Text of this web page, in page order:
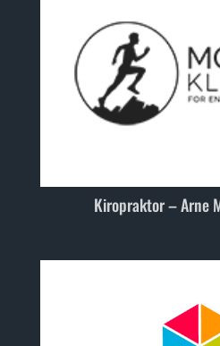
Kiropraktor – Arne